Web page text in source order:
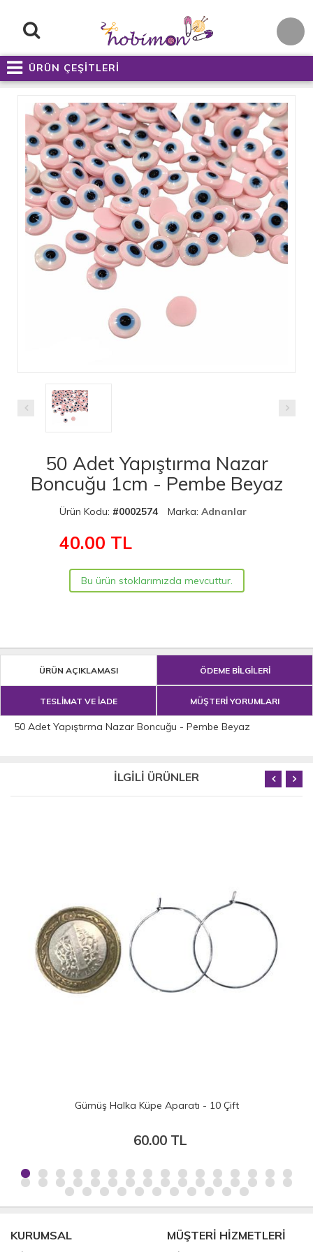
ÜRÜN ÇEŞİTLERİ
50 Adet Yapıştırma Nazar
Boncuğu 1cm - Pembe Beyaz
Ürün Kodu: #0002574 Marka: Adnanlar
40.00 TL
Bu ürün stoklarımızda mevcuttur.
ÜRÜN AÇIKLAMASI ÖDEME BİLGİLERİ
TESLİMAT VE İADE MÜŞTERİ YORUMLARI
50 Adet Yapıştırma Nazar Boncuğu - Pembe Beyaz
İLGİLİ ÜRÜNLER
Gümüş Halka Küpe Aparatı - 10 Çift
60.00 TL
KURUMSAL MÜŞTERİ HİZMETLERİ